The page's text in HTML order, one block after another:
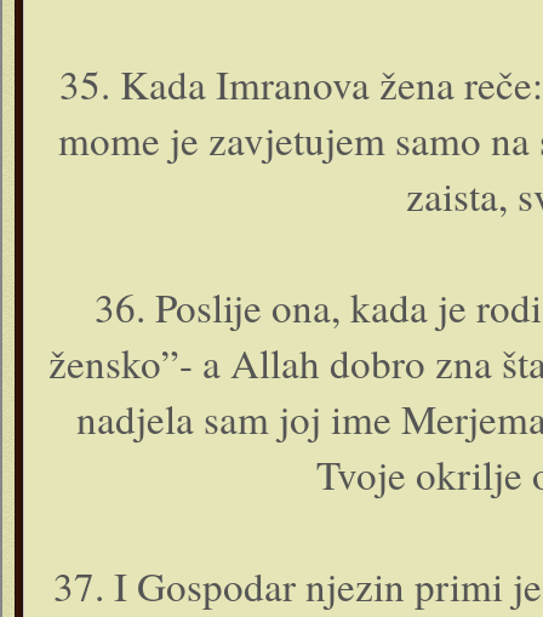
35. Kada Imranova žena
mome je zavjetujem samo
zaista,
36. Poslije o­na, kada je
žensko”- a Allah dobro zna
nadjela sam joj ime
Tvoje okrilje
37. I Gospodar njezin primi